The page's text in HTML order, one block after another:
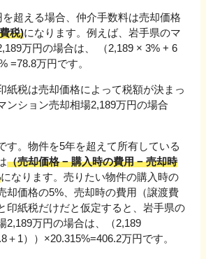
超える場合、仲介手数料は売却価格
税)になります。例えば、 岩手県のマ
万円の場合は、 （2,189 × 3% + 6
=78.8万円です。
紙税は売却価格によって税額が決まっ
ンション売却相場2,189万円の場合
す。物件を5年を超えて所有している
（売却価格 − 購入時の費用 − 売却時
になります。売りたい物件の購入時の
却価格の5%、売却時の費用（譲渡費
印紙税だけだと仮定すると、 岩手県の
2,189万円の場合は、（2,189
＋ 1））×20.315%=406.2万円です。